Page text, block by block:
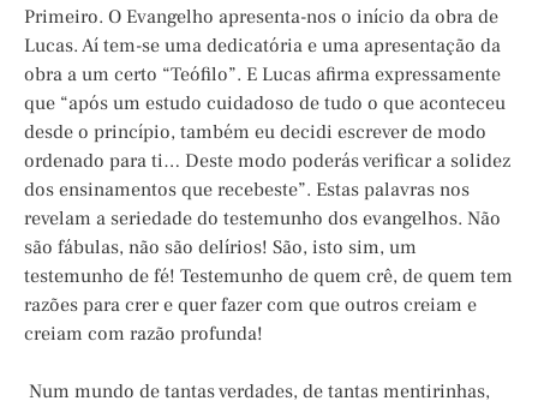
Primeiro. O Evangelho apresenta-nos o início da obra de
Lucas. Aí tem-se uma dedicatória e uma apresentação da
obra a um certo “Teófilo”. E Lucas afirma expressamente
que “após um estudo cuidadoso de tudo o que aconteceu
desde o princípio, também eu decidi escrever de modo
ordenado para ti… Deste modo poderás verificar a solidez
dos ensinamentos que recebeste”. Estas palavras nos
revelam a seriedade do testemunho dos evangelhos. Não
são fábulas, não são delírios! São, isto sim, um
testemunho de fé! Testemunho de quem crê, de quem tem
razões para crer e quer fazer com que outros creiam e
creiam com razão profunda!
Num mundo de tantas verdades, de tantas mentirinhas,